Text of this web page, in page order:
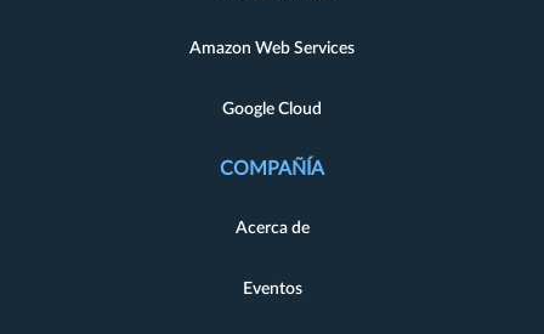
Amazon Web Services
Google Cloud
COMPAÑÍA
Acerca de
Eventos